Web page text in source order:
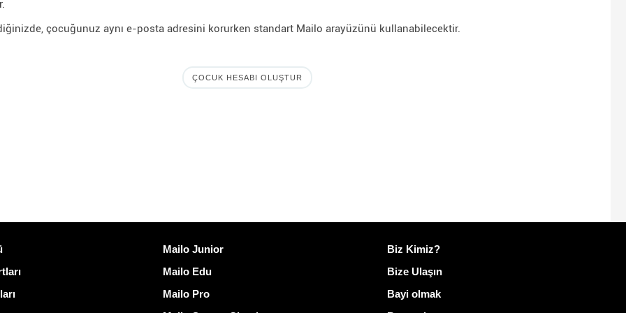
çocuğunuz aynı e-posta adresini korurken standart Mailo arayüzünü kullanabilecektir.
ÇOCUK HESABI OLUŞTUR
Mailo keşfedin
Mailo Junior
Mailo Edu
Mailo Pro
Mailo hakkında daha fazla bilgi
Biz Kimiz?
Bize Ulaşın
Bayi olmak